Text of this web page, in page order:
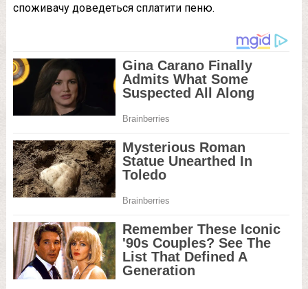
споживачу доведеться сплатити пеню.